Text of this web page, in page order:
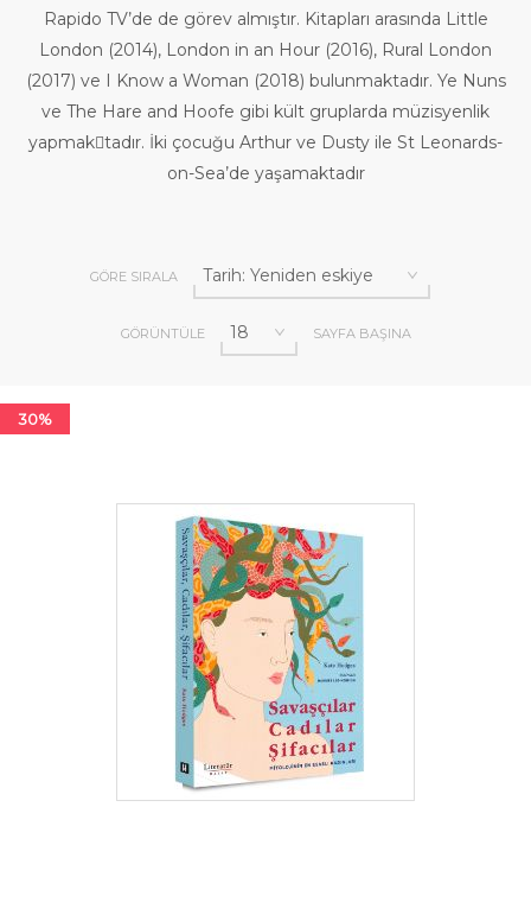
Rapido TV’de de görev almıştır. Kitapları arasında Little
London (2014), London in an Hour (2016), Rural London
(2017) ve I Know a Woman (2018) bulunmaktadır. Ye Nuns
ve The Hare and Hoofe gibi kült gruplarda müzisyenlik
yapmak￾tadır. İki çocuğu Arthur ve Dusty ile St Leonards-
on-Sea’de yaşamaktadır
GÖRE SIRALA
GÖRÜNTÜLE SAYFA BAŞINA
30%